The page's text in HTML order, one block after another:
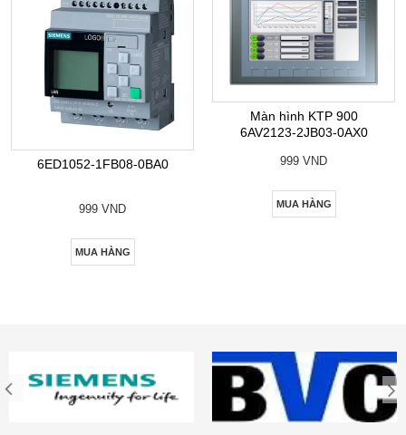
6ED1052-1FB08-0BA0
999 VND
MUA HÀNG
Màn hình KTP 900
6AV2123-2JB03-0AX0
999 VND
MUA HÀNG